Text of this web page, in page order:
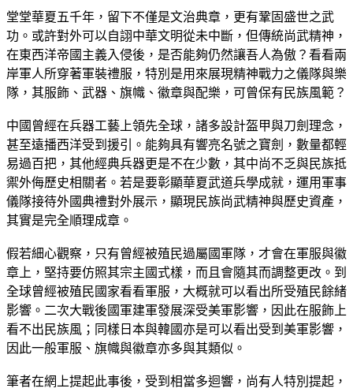
堂堂華夏五千年，留下不僅是文治典章，更有鞏固盛世之武
功。或許對外可以自詡中華文明從未中斷，但傳統尚武精神，
在東西洋帝國主義入侵後，是否能夠仍然讓吾人為傲？看看兩
岸軍人所穿著軍裝禮服，特別是用來展現精神戰力之儀隊與樂
隊，其服飾、武器、旗幟、徽章與配樂，可曾保有民族風範？
中國曾經在兵器工藝上領先全球，諸多設計盔甲與刀劍理念，
甚至遠播西洋受到援引。能夠具有響亮名號之寶劍，數量都輕
易過百把，其他經典兵器更是不在少數，其中尚不乏與民族抵
禦外侮歷史相關者。若是要彰顯華夏武道兵學成就，運用軍事
儀隊接待外國典禮對外展示，顯現民族尚武精神與歷史資產，
其實是完全順理成章。
假若細心觀察，只有曾經被殖民過屬國軍隊，才會在軍服與徽
章上，堅持要仿照其宗主國式樣，而且會隨其而調整更改。到
全球曾經被殖民國家看看軍服，大概就可以看出所受殖民餘緒
影響。二次大戰後國軍建軍發展深受美軍影響，因此在服飾上
看不出民族風；同樣日本與韓國亦是可以看出受到美軍影響，
因此一般軍服、旗幟與徽章亦多與其類似。
筆者在網上提起此事後，受到相當多迴響，尚有人特別提起，